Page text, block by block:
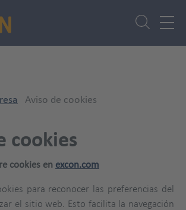
Aviso de cookies
cookies
cookies en excon.com
para reconocer las preferencias del
el sitio web. Esto facilita la navegación